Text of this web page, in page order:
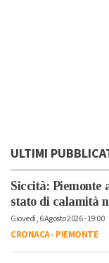
ULTIMI
Siccità:
stato di calamità
Giovedì, 6 Agosto 2026 - 19:00
CRONACA-PIEMONTE